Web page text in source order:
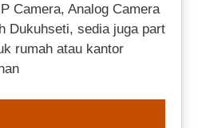
Camera, Analog Camera
Dukuhseti, sedia juga part
rumah atau kantor